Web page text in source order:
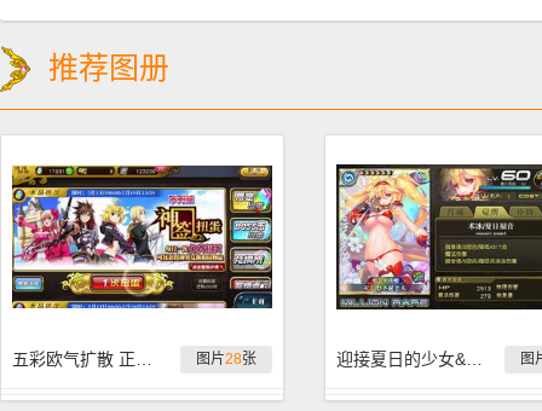
推荐图册
图片28张 图